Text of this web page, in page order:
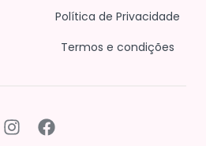
Política de Privacidade
Termos e condições